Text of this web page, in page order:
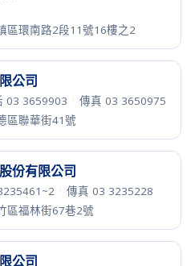
區環南路2段11號16樓之2
公司
03 3659903 · 傳真 03 3650975
區聯華街41號
份有限公司
· 傳真 03 3235228
區福林街67巷2號
公司